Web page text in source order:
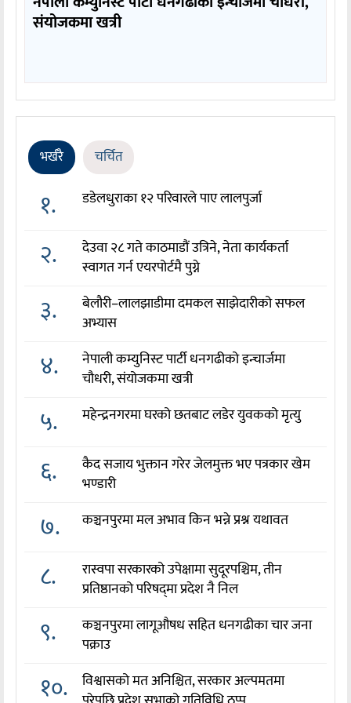
संयोजकमा खत्री
भर्खरै चर्चित
१. डडेलधुराका १२ परिवारले पाए लालपुर्जा
२.
देउवा २८ गते काठमाडौं उत्रिने, नेता कार्यकर्ता
स्वागत गर्न एयरपोर्टमै पुग्ने
३.
बेलौरी–लालझाडीमा दमकल साझेदारीको सफल
अभ्यास
४.
नेपाली कम्युनिस्ट पार्टी धनगढीको इन्चार्जमा
चौधरी, संयोजकमा खत्री
५. महेन्द्रनगरमा घरको छतबाट लडेर युवकको मृत्यु
६.
कैद सजाय भुक्तान गरेर जेलमुक्त भए पत्रकार खेम
भण्डारी
७. कञ्चनपुरमा मल अभाव किन भन्ने प्रश्न यथावत
८.
रास्वपा सरकारको उपेक्षामा सुदूरपश्चिम, तीन
प्रतिष्ठानको परिषद्‌मा प्रदेश नै निल
९.
कञ्चनपुरमा लागूऔषध सहित धनगढीका चार जना
पक्राउ
१०.
विश्वासको मत अनिश्चित, सरकार अल्पमतमा